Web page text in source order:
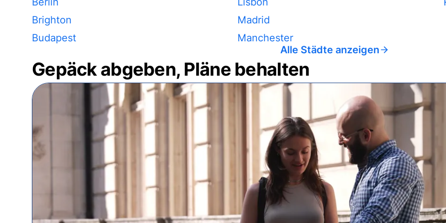
Brighton
Budapest
Madrid
Manchester
Alle Städte anzeigen
Gepäck abgeben, Pläne behalten